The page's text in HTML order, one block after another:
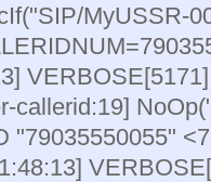
MyUSSR-
callerid:19]
"79035550055"